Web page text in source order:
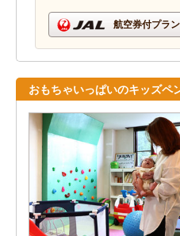
航空券付プラ
おもちゃいっぱいのキッズ